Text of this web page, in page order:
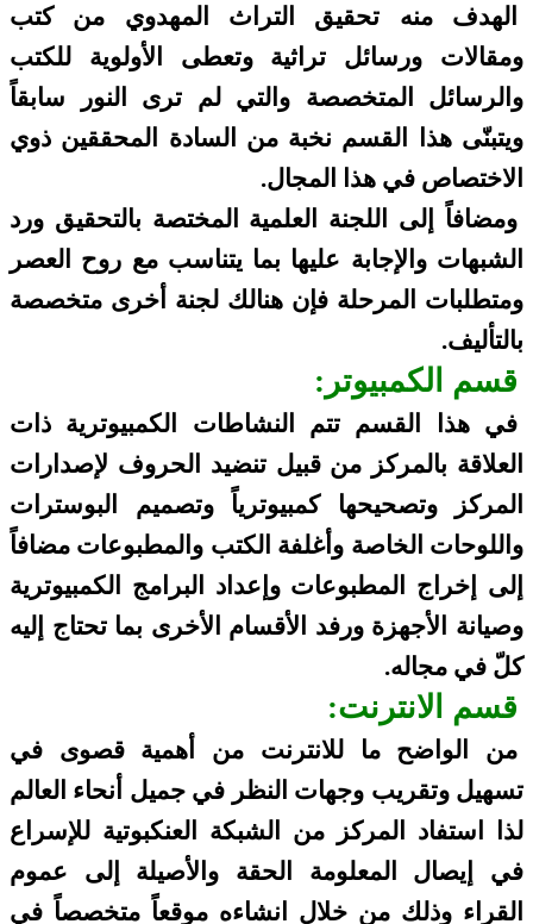
الهدف منه تحقيق التراث المهدوي من كتب
ومقالات ورسائل تراثية وتعطى الأولوية للكتب
والرسائل المتخصصة والتي لم ترى النور سابقاً
ويتبنّى هذا القسم نخبة من السادة المحققين ذوي
الاختصاص في هذا المجال.
ومضافاً إلى اللجنة العلمية المختصة بالتحقيق ورد
الشبهات والإجابة عليها بما يتناسب مع روح العصر
ومتطلبات المرحلة فإن هنالك لجنة أخرى متخصصة
بالتأليف.
قسم الكمبيوتر:
في هذا القسم تتم النشاطات الكمبيوترية ذات
العلاقة بالمركز من قبيل تنضيد الحروف لإصدارات
المركز وتصحيحها كمبيوترياً وتصميم البوسترات
واللوحات الخاصة وأغلفة الكتب والمطبوعات مضافاً
إلى إخراج المطبوعات وإعداد البرامج الكمبيوترية
وصيانة الأجهزة ورفد الأقسام الأخرى بما تحتاج إليه
كلّ في مجاله.
قسم الانترنت:
من الواضح ما للانترنت من أهمية قصوى في
تسهيل وتقريب وجهات النظر في جميل أنحاء العالم
لذا استفاد المركز من الشبكة العنكبوتية للإسراع
في إيصال المعلومة الحقة والأصيلة إلى عموم
القراء وذلك من خلال انشاءه موقعاً متخصصاً في